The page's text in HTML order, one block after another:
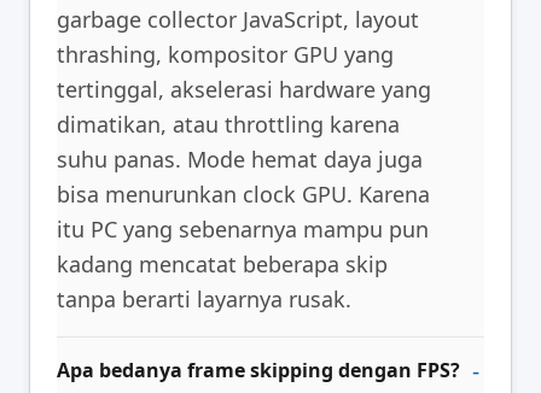
garbage collector JavaScript, layout
thrashing, kompositor GPU yang
tertinggal, akselerasi hardware yang
dimatikan, atau throttling karena
suhu panas. Mode hemat daya juga
bisa menurunkan clock GPU. Karena
itu PC yang sebenarnya mampu pun
kadang mencatat beberapa skip
tanpa berarti layarnya rusak.
Apa bedanya frame skipping dengan FPS?